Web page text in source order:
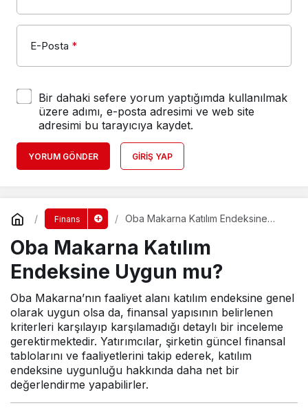
E-Posta *
Bir dahaki sefere yorum yaptığımda kullanılmak
üzere adımı, e-posta adresimi ve web site
adresimi bu tarayıcıya kaydet.
YORUM GÖNDER GIRIŞ YAP
Finans
Oba Makarna Katılım Endeksine
Oba Makarna Katılım
Endeksine Uygun mu?
Oba Makarna’nın faaliyet alanı katılım endeksine genel
olarak uygun olsa da, finansal yapısının belirlenen
kriterleri karşılayıp karşılamadığı detaylı bir inceleme
gerektirmektedir. Yatırımcılar, şirketin güncel finansal
tablolarını ve faaliyetlerini takip ederek, katılım
endeksine uygunluğu hakkında daha net bir
değerlendirme yapabilirler.